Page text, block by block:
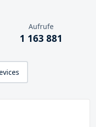
Aufrufe
1 163 881